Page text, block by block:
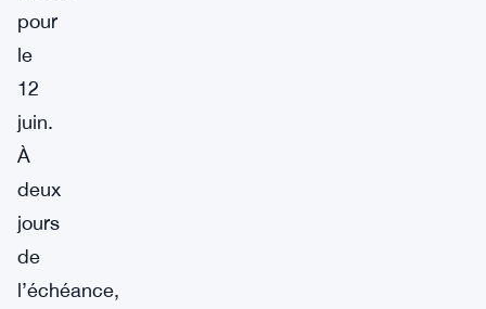
pour
le
12
juin.
À
deux
jours
de
l’échéance,